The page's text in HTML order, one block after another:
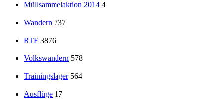
Müllsammelaktion 2014 4
Wandern 737
RTF 3876
Volkswandern 578
Trainingslager 564
Ausflüge 17